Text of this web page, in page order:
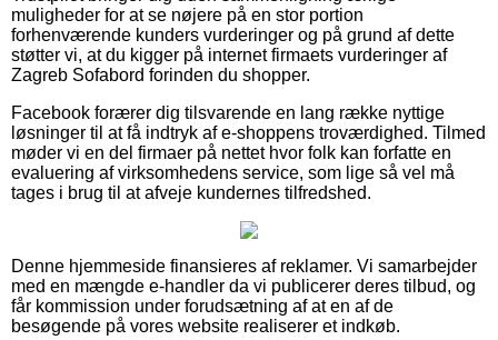
muligheder for at se nøjere på en stor portion
forhenværende kunders vurderinger og på grund af dette
støtter vi, at du kigger på internet firmaets vurderinger af
Zagreb Sofabord forinden du shopper.
Facebook forærer dig tilsvarende en lang række nyttige
løsninger til at få indtryk af e-shoppens troværdighed. Tilmed
møder vi en del firmaer på nettet hvor folk kan forfatte en
evaluering af virksomhedens service, som lige så vel må
tages i brug til at afveje kundernes tilfredshed.
Denne hjemmeside finansieres af reklamer. Vi samarbejder
med en mængde e-handler da vi publicerer deres tilbud, og
får kommission under forudsætning af at en af de
besøgende på vores website realiserer et indkøb.